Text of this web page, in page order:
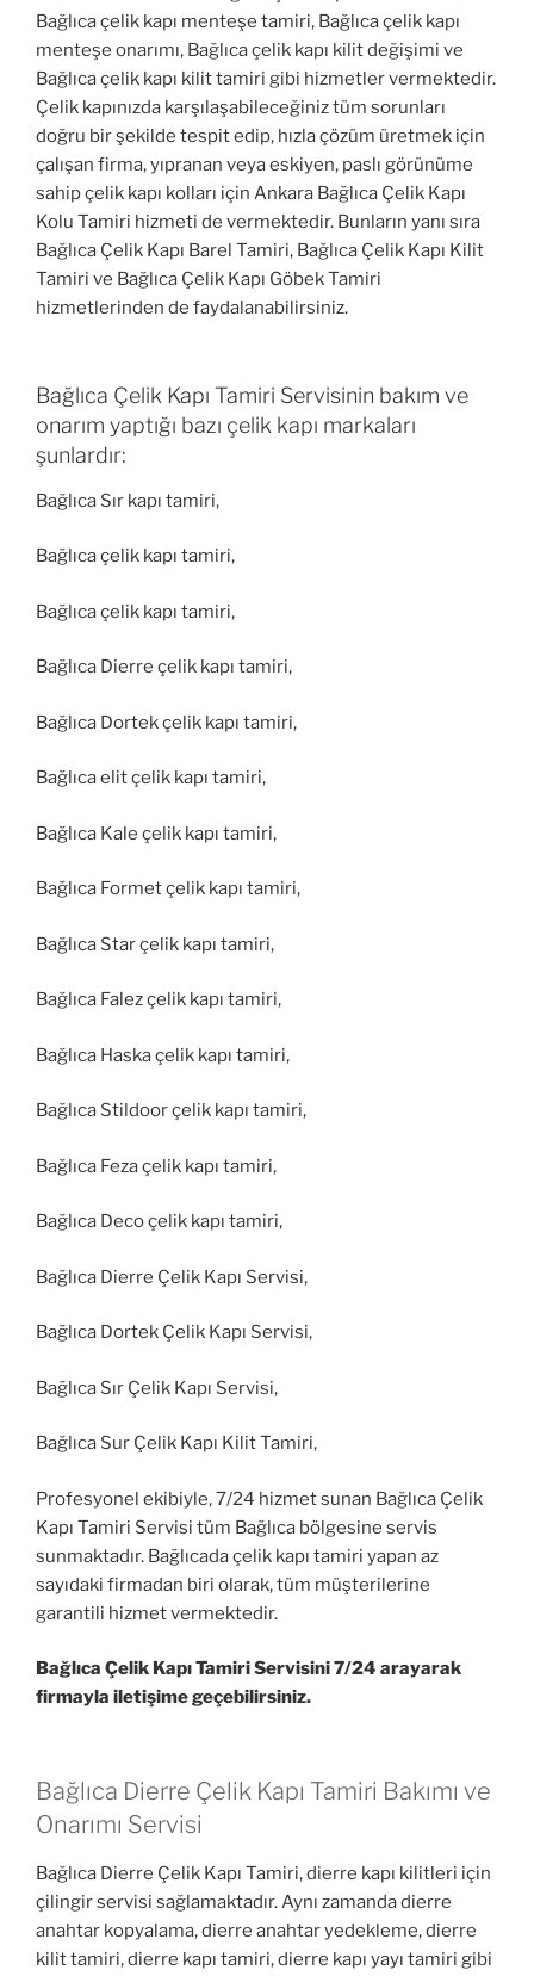
Bağlıca çelik kapı menteşe tamiri, Bağlıca çelik kapı
menteşe onarımı, Bağlıca çelik kapı kilit değişimi ve
Bağlıca çelik kapı kilit tamiri gibi hizmetler vermektedir.
Çelik kapınızda karşılaşabileceğiniz tüm sorunları
doğru bir şekilde tespit edip, hızla çözüm üretmek için
çalışan firma, yıpranan veya eskiyen, paslı görünüme
sahip çelik kapı kolları için Ankara Bağlıca Çelik Kapı
Kolu Tamiri hizmeti de vermektedir. Bunların yanı sıra
Bağlıca Çelik Kapı Barel Tamiri, Bağlıca Çelik Kapı Kilit
Tamiri ve Bağlıca Çelik Kapı Göbek Tamiri
hizmetlerinden de faydalanabilirsiniz.
Bağlıca Çelik Kapı Tamiri Servisinin bakım ve
onarım yaptığı bazı çelik kapı markaları
şunlardır:
Bağlıca Sır kapı tamiri,
Bağlıca çelik kapı tamiri,
Bağlıca çelik kapı tamiri,
Bağlıca Dierre çelik kapı tamiri,
Bağlıca Dortek çelik kapı tamiri,
Bağlıca elit çelik kapı tamiri,
Bağlıca Kale çelik kapı tamiri,
Bağlıca Formet çelik kapı tamiri,
Bağlıca Star çelik kapı tamiri,
Bağlıca Falez çelik kapı tamiri,
Bağlıca Haska çelik kapı tamiri,
Bağlıca Stildoor çelik kapı tamiri,
Bağlıca Feza çelik kapı tamiri,
Bağlıca Deco çelik kapı tamiri,
Bağlıca Dierre Çelik Kapı Servisi,
Bağlıca Dortek Çelik Kapı Servisi,
Bağlıca Sır Çelik Kapı Servisi,
Bağlıca Sur Çelik Kapı Kilit Tamiri,
Profesyonel ekibiyle, 7/24 hizmet sunan Bağlıca Çelik
Kapı Tamiri Servisi tüm Bağlıca bölgesine servis
sunmaktadır. Bağlıcada çelik kapı tamiri yapan az
sayıdaki firmadan biri olarak, tüm müşterilerine
garantili hizmet vermektedir.
Bağlıca Çelik Kapı Tamiri Servisini 7/24 arayarak
firmayla iletişime geçebilirsiniz.
Bağlıca Dierre Çelik Kapı Tamiri Bakımı ve
Onarımı Servisi
Bağlıca Dierre Çelik Kapı Tamiri, dierre kapı kilitleri için
çilingir servisi sağlamaktadır. Aynı zamanda dierre
anahtar kopyalama, dierre anahtar yedekleme, dierre
kilit tamiri, dierre kapı tamiri, dierre kapı yayı tamiri gibi